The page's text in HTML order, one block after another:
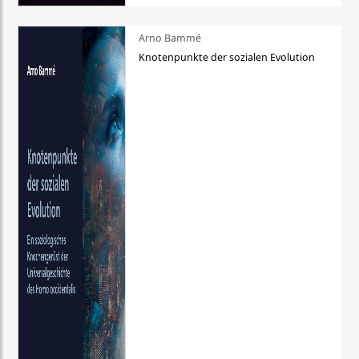
Arno Bammé
Knotenpunkte der sozialen Evolution